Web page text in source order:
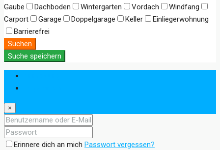
Gaube
Dachboden Wintergarten Vordach
Windfang
Carport
Garage Doppelgarage Keller
Einliegerwohnung
Barrierefrei
Suchen
Suche speichern
×
Erinnere dich an mich Passwort vergessen?